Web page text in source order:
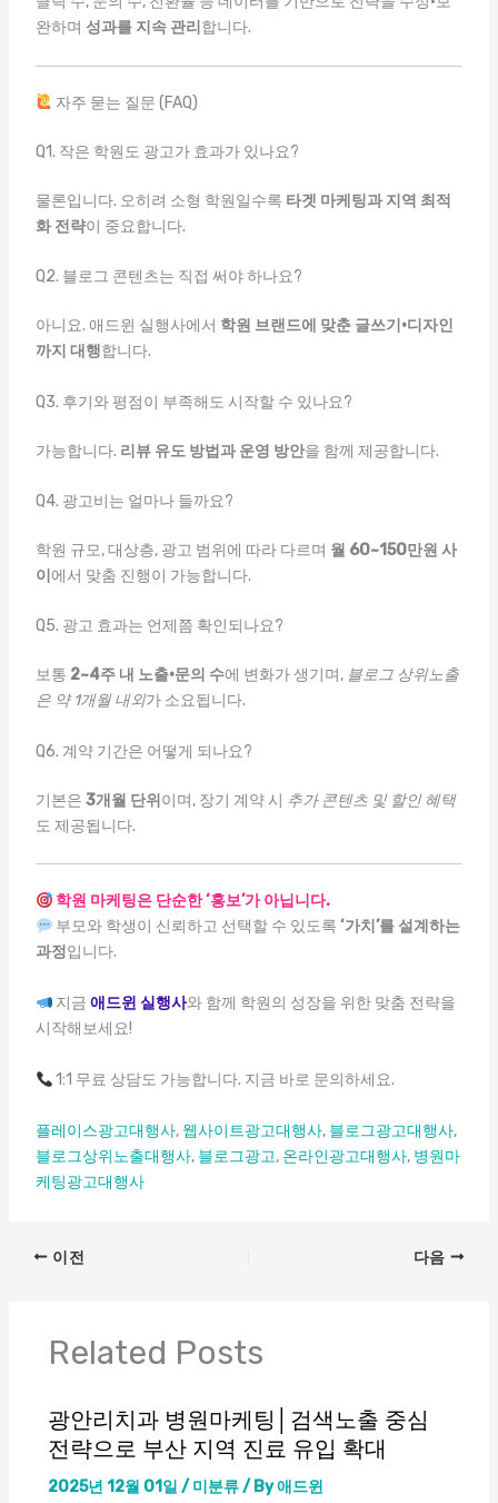
완하며 성과를 지속 관리 합니다.
자주 묻는 질문 (FAQ)
Q1. 작은 학원도 광고가 효과가 있나요?
물론입니다. 오히려 소형 학원일수록 타겟 마케팅과 지역 최적
화 전략이 중요합니다.
Q2. 블로그 콘텐츠는 직접 써야 하나요?
아니요. 애드윈 실행사에서 학원 브랜드에 맞춘 글쓰기·디자인
까지 대행합니다.
Q3. 후기와 평점이 부족해도 시작할 수 있나요?
가능합니다. 리뷰 유도 방법과 운영 방안을 함께 제공합니다.
Q4. 광고비는 얼마나 들까요?
학원 규모, 대상층, 광고 범위에 따라 다르며 월 60~150만원 사
이 에서 맞춤 진행이 가능합니다.
Q5. 광고 효과는 언제쯤 확인되나요?
보통 2~4주 내 노출·문의 수에 변화가 생기며, 블로그 상위노출
은 약 1개월 내외가 소요됩니다.
Q6. 계약 기간은 어떻게 되나요?
기본은 3개월 단위 이며, 장기 계약 시 추가 콘텐츠 및 할인 혜택
도 제공됩니다.
학원 마케팅은 단순한 ‘홍보’가 아닙니다.
부모와 학생이 신뢰하고 선택할 수 있도록‘가치’를 설계하는
과정입니다.
지금애드윈 실행사와 함께 학원의 성장을 위한 맞춤 전략을
시작해보세요!
1:1 무료 상담도 가능합니다. 지금 바로 문의하세요.
플레이스광고대행사, 웹사이트광고대행사, 블로그광고대행사,
블로그상위노출대행사, 블로그광고, 온라인광고대행사, 병원마
케팅광고대행사
이전 다음
Related Posts
광안리치과 병원마케팅│검색노출 중심
전략으로 부산 지역 진료 유입 확대
2025년 12월 01일 / 미분류/ By애드윈